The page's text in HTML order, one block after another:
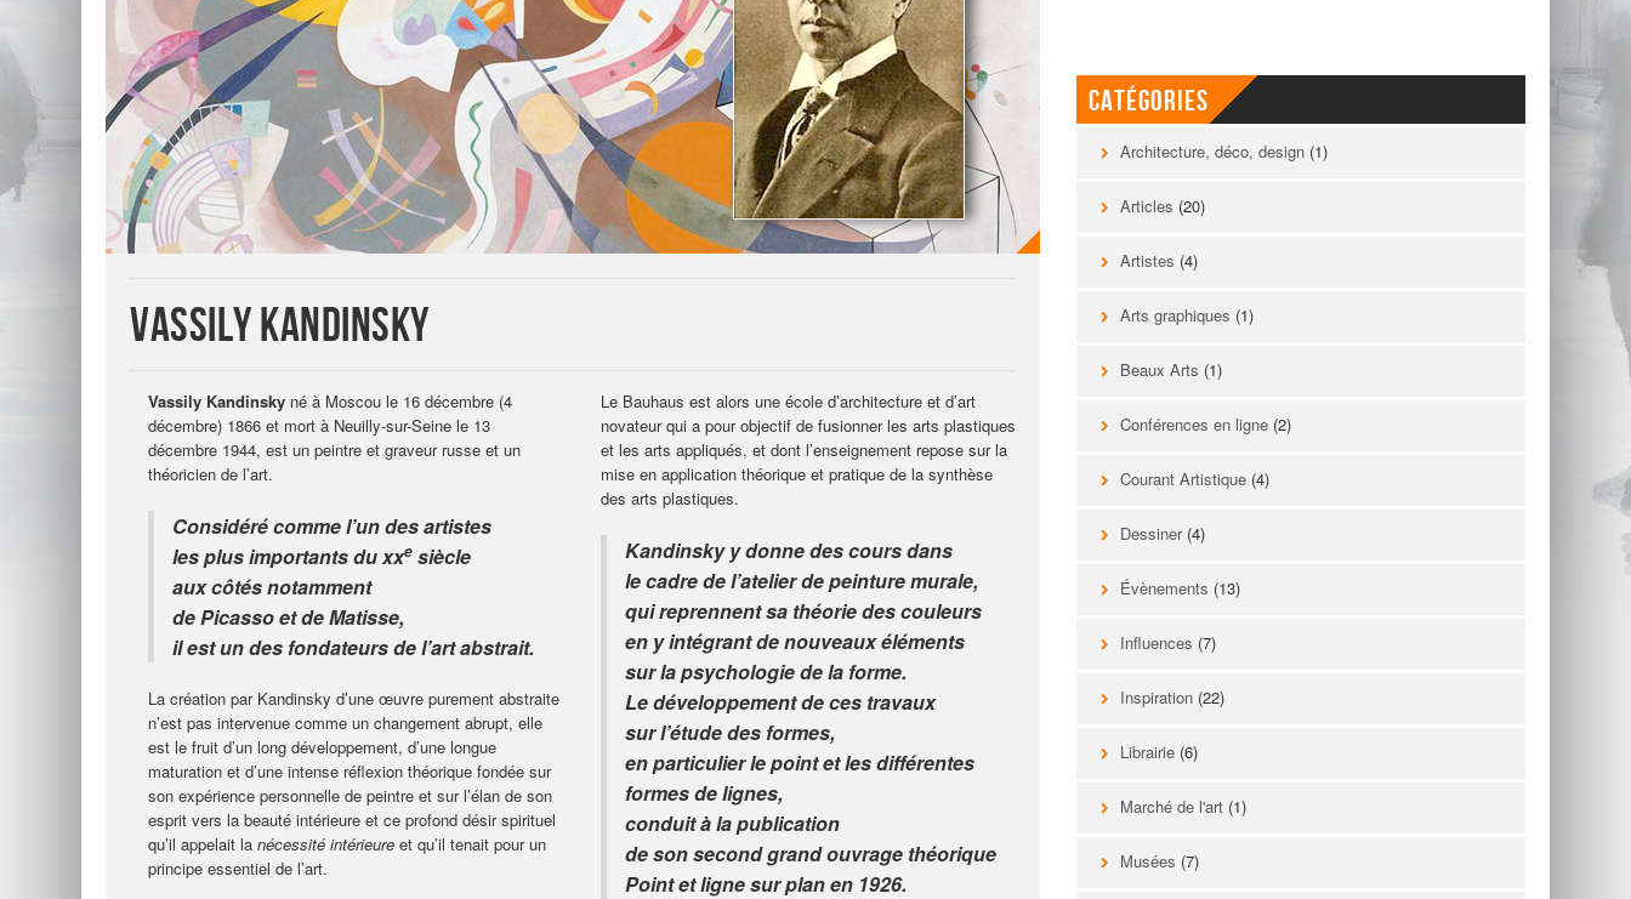
Vassily Kandinsky
Vassily Kandinsky né à Moscou le 16 décembre (4
décembre) 1866 et mort à Neuilly-sur-Seine le 13
décembre 1944, est un peintre et graveur russe et un
théoricien de l’art.
Considéré comme l’un des artistes
les plus importants du xxe siècle
aux côtés notamment
de Picasso et de Matisse,
il est un des fondateurs de l’art abstrait.
La création par Kandinsky d’une œuvre purement abstraite
n’est pas intervenue comme un changement abrupt, elle
est le fruit d’un long développement, d’une longue
maturation et d’une intense réflexion théorique fondée sur
son expérience personnelle de peintre et sur l’élan de son
esprit vers la beauté intérieure et ce profond désir spirituel
qu’il appelait la nécessité intérieure et qu’il tenait pour un
principe essentiel de l’art.
Le Bauhaus est alors une école d’architecture et d’art
novateur qui a pour objectif de fusionner les arts plastiques
et les arts appliqués, et dont l’enseignement repose sur la
mise en application théorique et pratique de la synthèse
des arts plastiques.
Kandinsky y donne des cours dans
le cadre de l’atelier de peinture murale,
qui reprennent sa théorie des couleurs
en y intégrant de nouveaux éléments
sur la psychologie de la forme.
Le développement de ces travaux
sur l’étude des formes,
en particulier le point et les différentes
formes de lignes,
conduit à la publication
de son second grand ouvrage théorique
Point et ligne sur planen 1926.
Catégories
Architecture, déco, design (1)
Articles (20)
Artistes (4)
Arts graphiques (1)
Beaux Arts (1)
Conférences en ligne (2)
Courant Artistique (4)
Dessiner(4)
Évènements (13)
Influences (7)
Inspiration (22)
Librairie (6)
Marché de l'art (1)
Musées (7)